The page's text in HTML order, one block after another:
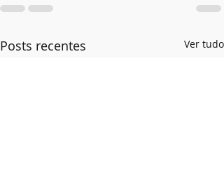
Posts recentes Ver tudo